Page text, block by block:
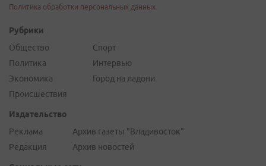
Политика обработки персональных данных
Рубрики
Общество
Политика
Экономика
Происшествия
Спорт
Интервью
Город на ладони
Издательство
Реклама
Редакция
Архив газеты "Владивосток"
Архив новостей